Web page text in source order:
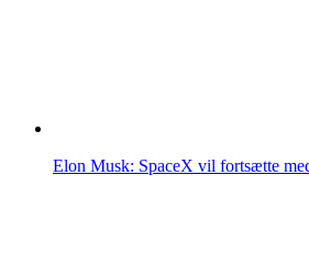
Elon Musk: SpaceX vil fortsætte